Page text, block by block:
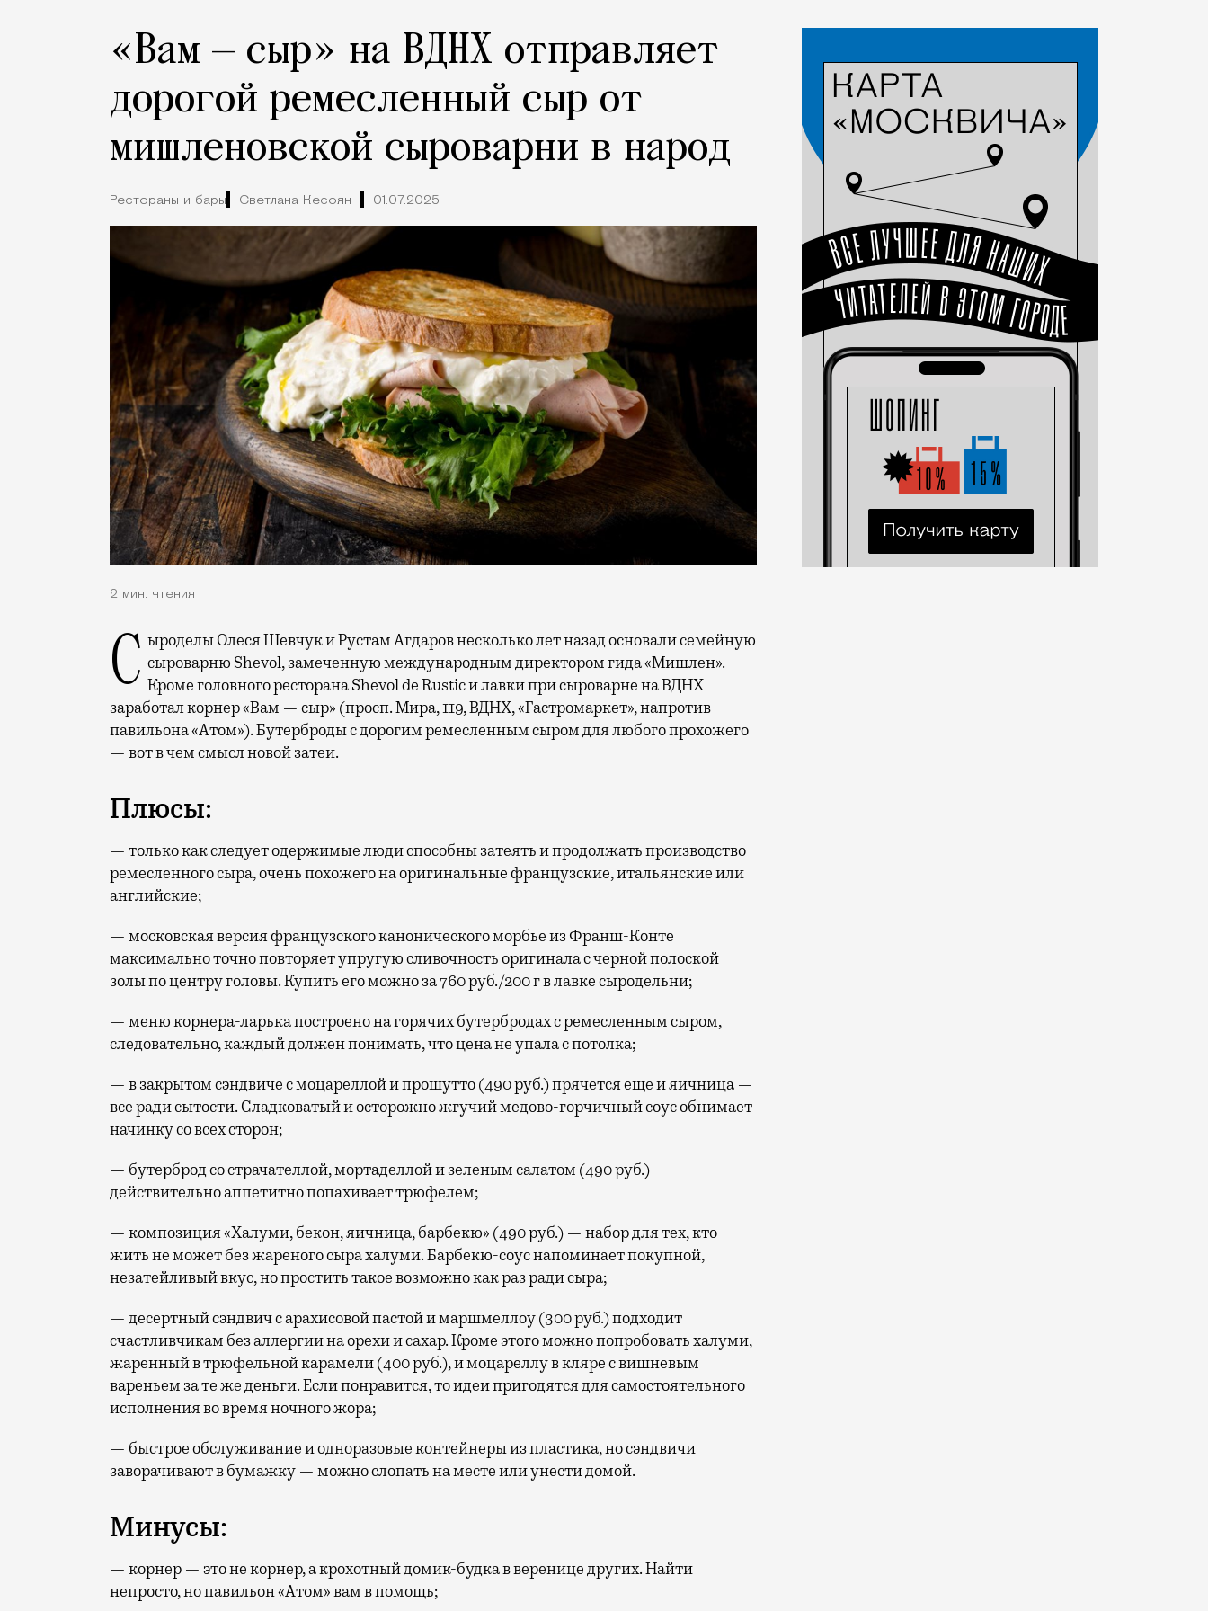
«Вам — сыр» на ВДНХ отправляет
дорогой ремесленный сыр от
мишленовской сыроварни в народ
Рестораны и бары Светлана Кесоян 01.07.2025
2 мин. чтения
Сыроделы Олеся Шевчук и Рустам Агдаров несколько лет назад основали семейную сыроварню Shevol, замеченную международным директором гида «Мишлен».
Кроме головного ресторана Shevol de Rustic и лавки при сыроварне на ВДНХ
заработал корнер «Вам — сыр» (просп. Мира, 119, ВДНХ, «Гастромаркет», напротив
павильона «Атом»). Бутерброды с дорогим ремесленным сыром для любого прохожего
— вот в чем смысл новой затеи.
Плюсы:
— только как следует одержимые люди способны затеять и продолжать производство
ремесленного сыра, очень похожего на оригинальные французские, итальянские или
английские;
— московская версия французского канонического морбье из Франш-Конте
максимально точно повторяет упругую сливочность оригинала с черной полоской
золы по центру головы. Купить его можно за 760 руб./200 г в лавке сыродельни;
— меню корнера-ларька построено на горячих бутербродах с ремесленным сыром,
следовательно, каждый должен понимать, что цена не упала с потолка;
— в закрытом сэндвиче с моцареллой и прошутто (490 руб.) прячется еще и яичница —
все ради сытости. Сладковатый и осторожно жгучий медово-горчичный соус обнимает
начинку со всех сторон;
— бутерброд со страчателлой, мортаделлой и зеленым салатом (490 руб.)
действительно аппетитно попахивает трюфелем;
— композиция «Халуми, бекон, яичница, барбекю» (490 руб.) — набор для тех, кто
жить не может без жареного сыра халуми. Барбекю-соус напоминает покупной,
незатейливый вкус, но простить такое возможно как раз ради сыра;
— десертный сэндвич с арахисовой пастой и маршмеллоу (300 руб.) подходит
счастливчикам без аллергии на орехи и сахар. Кроме этого можно попробовать халуми,
жаренный в трюфельной карамели (400 руб.), и моцареллу в кляре с вишневым
вареньем за те же деньги. Если понравится, то идеи пригодятся для самостоятельного
исполнения во время ночного жора;
— быстрое обслуживание и одноразовые контейнеры из пластика, но сэндвичи
заворачивают в бумажку — можно слопать на месте или унести домой.
Минусы:
— корнер — это не корнер, а крохотный домик-будка в веренице других. Найти
непросто, но павильон «Атом» вам в помощь;